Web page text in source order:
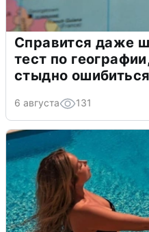
Справится даже
тест по
стыдно ошибиться
6 августа 131